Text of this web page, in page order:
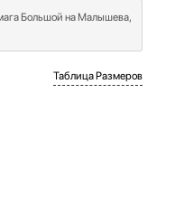
Большой на Малышева,
Таблица Размеров